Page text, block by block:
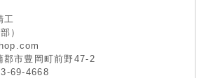
工
）
郡市豊岡町前野47-2
69-4668